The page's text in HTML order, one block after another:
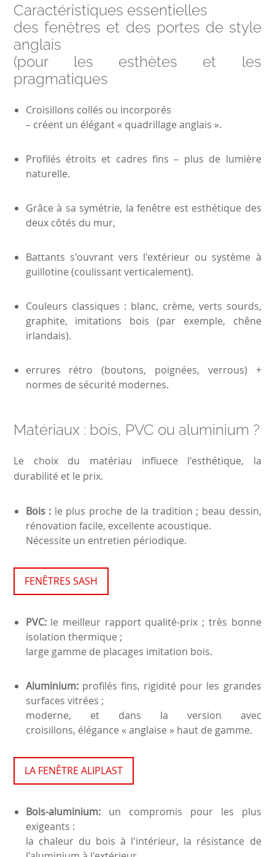
Caractéristiques essentielles
des fenêtres et des portes de style
anglais
(pour les esthètes et les
pragmatiques
Croisillons collés ou incorporés
– créent un élégant « quadrillage anglais ».
Profilés étroits et cadres fins – plus de lumière
naturelle.
Grâce à sa symétrie, la fenêtre est esthétique des
deux côtés du mur,
Battants s'ouvrant vers l'extérieur ou système à
guillotine (coulissant verticalement).
Couleurs classiques : blanc, crème, verts sourds,
graphite, imitations bois (par exemple, chêne
irlandais).
errures rétro (boutons, poignées, verrous) +
normes de sécurité modernes.
Matériaux : bois, PVC ou aluminium ?
Le choix du matériau influece l'esthétique, la
durabilité et le prix.
Bois : le plus proche de la tradition ; beau dessin,
rénovation facile, excellente acoustique.
Nécessite un entretien périodique.
FENÊTRES SASH
PVC: le meilleur rapport qualité-prix ; très bonne
isolation thermique ;
large gamme de placages imitation bois.
Aluminium:profilés fins, rigidité pour les grandes
surfaces vitrées ;
moderne, et dans la version avec
croisillons, élégance « anglaise » haut de gamme.
LA FENÊTRE ALIPLAST
Bois-aluminium:un compromis pour les plus
exigeants :
la chaleur du bois à l'intérieur, la résistance de